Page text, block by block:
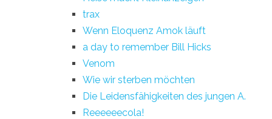
trax
Wenn Eloquenz Amok läuft
a day to remember Bill Hicks
Venom
Wie wir sterben möchten
Die Leidensfähigkeiten des jungen A.
Reeeeeecola!